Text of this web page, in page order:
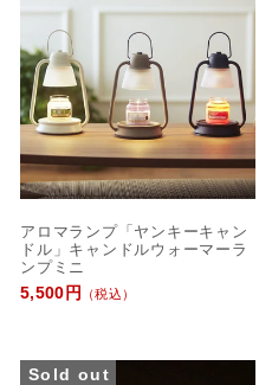
アロマランプ「ヤンキーキャン
ドル」キャンドルウォーマーラ
ンプミニ
5,500円
（税込）
Sold out